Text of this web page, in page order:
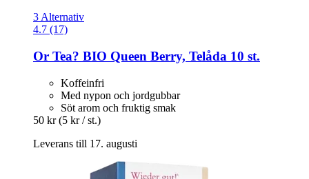
3 Alternativ
4.7 (17)
Or Tea? BIO Queen Berry, Telåda 10 st.
Koffeinfri
Med nypon och jordgubbar
Söt arom och fruktig smak
50 kr (5 kr / st.)
Leverans till 17. augusti